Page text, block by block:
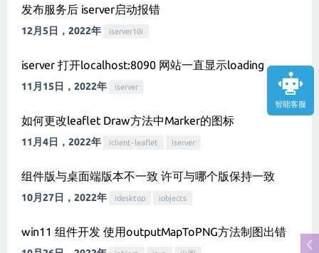
智能客服
发布服务后 iserver启动报错
12月5日，2022年 iserver10i
iserver 打开localhost:8090 网站一直显示loading
11月15日，2022年 iserver
如何更改leaflet Draw方法中Marker的图标
11月4日，2022年 iclient-leaflet iserver
组件版与桌面端版本不一致 许可与哪个版保持一致
10月27日，2022年 idesktop iobjects
win11 组件开发 使用outputMapToPNG方法制图出错